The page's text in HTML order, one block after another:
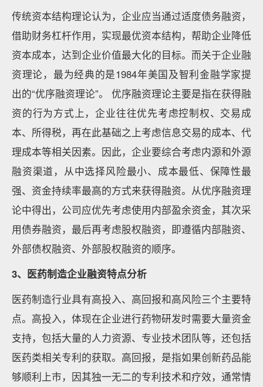
传统资本结构理论认为，企业应当通过适度债务融资，
借助财务杠杆作用，实现最优资本结构，帮助企业降低
资本成本，达到企业价值最大化的目标。而关于企业融
资理论，最为经典的是1984年美国及智利金融学家提
出的“优序融资理论”。 优序融资理论主要是指在获得融
资的行为方式上，企业往往优先考虑控制权、交易成
本、所得税，再在此基础之上考虑信息交易的成本、代
理成本等相关因素。因此，企业要综合考虑内源和外源
融资渠道，从中选择风险最小、成本最低、保障性最
强、资金持续率最高的方式来获得融资。从优序融资理
论中得出，公司应优先考虑使用内部盈余资金，其次采
用债券融资，最后再考虑股权融资，即遵循内部融资、
外部债权融资、外部股权融资的顺序。
3、医药制造企业融资特点分析
医药制造行业具有高投入、高回报和高风险三个主要特
点。高投入，体现在企业进行药物研发时需要大量资金
支持，包括大量的人力资源、专业技术团队等，还包括
医药类相关专利的获取。高回报，是指如果创新药品能
够顺利上市，因其独一无二的专利技术和疗效，通常情